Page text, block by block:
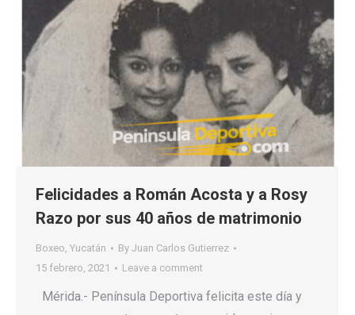
Felicidades a Román Acosta y a Rosy
Razo por sus 40 años de matrimonio
Boxeo, Yucatán By Juan Carlos Gutierrez
15 febrero, 2021
Leave a comment
Mérida.- Península Deportiva felicita este día y